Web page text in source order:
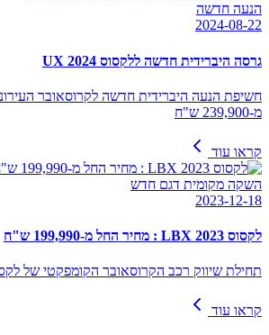
הנעה חדשה
2024-08-22
גרסה היברידית חדשה ללקסוס UX 2024
חשיפת הנעה היברידית חדשה לקרוסאובר
מ-239,900 ש"ח
קראו עוד
השקה מקומית דגם חדש
2023-12-18
לקסוס LBX 2023 : מחיר החל מ-199,990 ש"ח
תחילת שיווק רכב הקרוסאובר הקומפקטי של
קראו עוד